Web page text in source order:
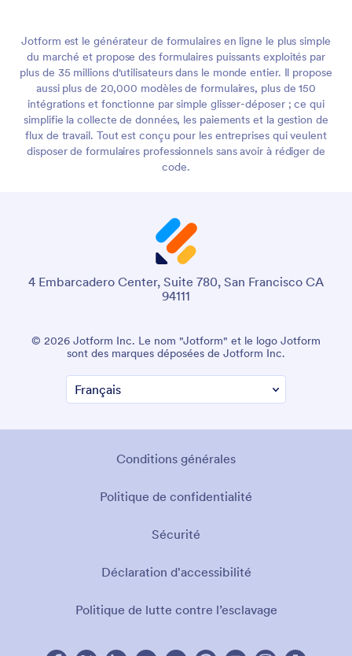
Jotform est le générateur de formulaires en ligne le plus simple
du marché et propose des formulaires puissants exploités par
plus de 35 millions d'utilisateurs dans le monde entier. Il propose
aussi plus de 20,000 modèles de formulaires, plus de 150
intégrations et fonctionne par simple glisser-déposer ; ce qui
simplifie la collecte de données, les paiements et la gestion de
flux de travail. Tout est conçu pour les entreprises qui veulent
disposer de formulaires professionnels sans avoir à rédiger de
code.
4 Embarcadero Center, Suite 780, San Francisco CA
94111
© 2026 Jotform Inc. Le nom "Jotform" et le logo Jotform
sont des marques déposées de Jotform Inc.
Conditions générales
Politique de confidentialité
Sécurité
Déclaration d'accessibilité
Politique de lutte contre l’esclavage